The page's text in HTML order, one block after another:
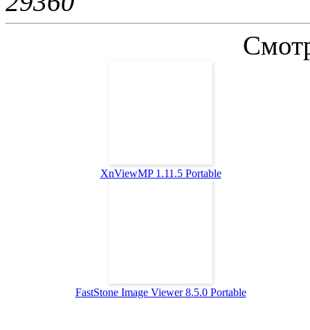
XnViewMP 1.11.5 Portable
FastStone Image Viewer 8.5.0 Portable